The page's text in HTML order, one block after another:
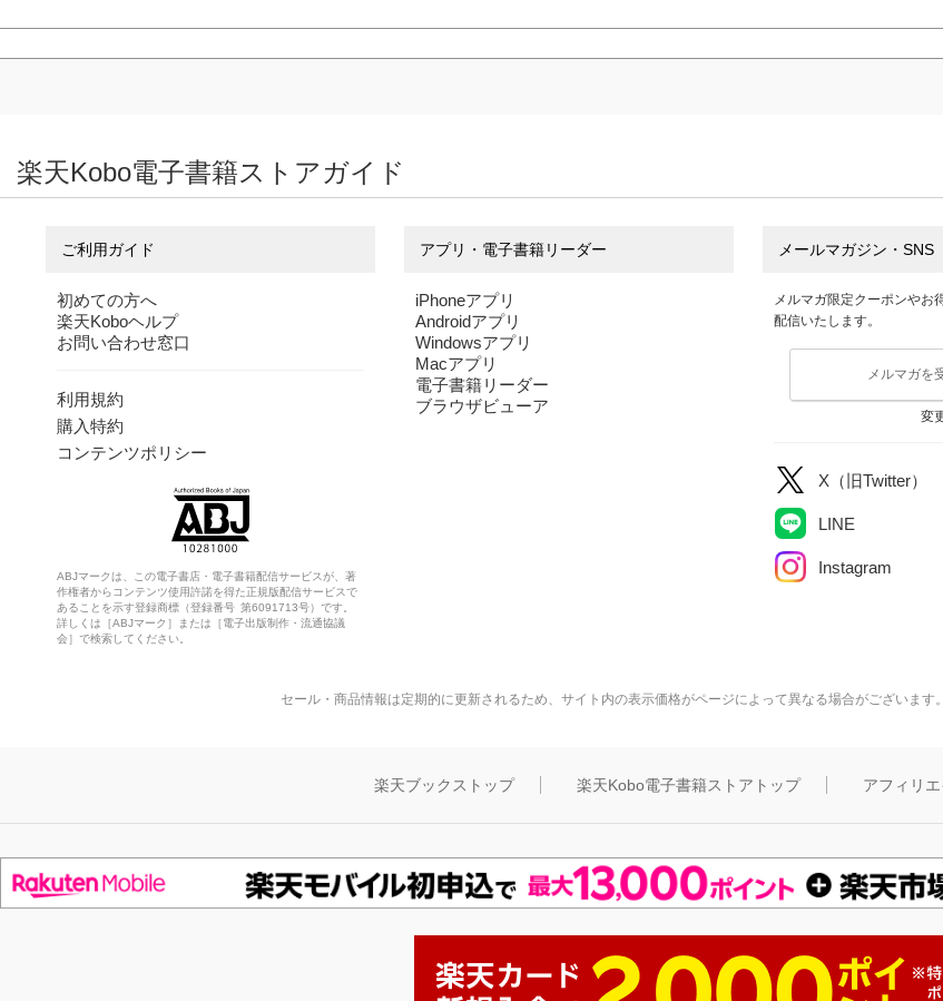
楽天Kobo電子書籍ストアガイド
ご利用ガイド
初めての方へ
楽天Koboヘルプ
お問い合わせ窓口
利用規約
購入特約
コンテンツポリシー
ABJマークは、この電子書店・電子書籍配信サービスが、著
作権者からコンテンツ使用許諾を得た正規版配信サービスで
あることを示す登録商標（登録番号 第6091713号）です。
詳しくは［ABJマーク］または［電子出版制作・流通協議
会］で検索してください。
アプリ・電子書籍リーダー
iPhoneアプリ
Androidアプリ
Windowsアプリ
Macアプリ
電子書籍リーダー
ブラウザビューア
メールマガジン・SNS
メルマガ限定クーポンやお
配信いたします。
メルマガを
変
X（旧Twitter）
LINE
Instagram
セール・商品情報は定期的に更新されるため、サイト内の表示価格がページによって異なる場合がございます
楽天ブックストップ 楽天Kobo電子書籍ストアトップ アフィリエ